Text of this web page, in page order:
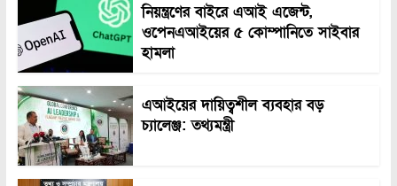
নিয়ন্ত্রণের বাইরে এআই এজেন্ট,
ওপেনএআইয়ের ৫ কোম্পানিতে সাইবার
হামলা
এআইয়ের দায়িত্বশীল ব্যবহার বড়
চ্যালেঞ্জ: তথ্যমন্ত্রী